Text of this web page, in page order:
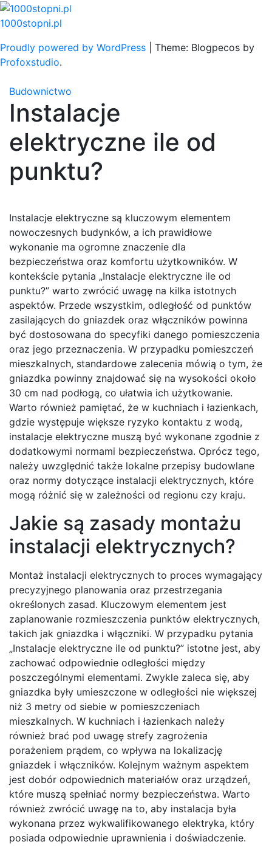
Skip
to
1000stopni.pl
Proudly powered by WordPress
Theme: Blogpecos by
Profoxstudio.
Budownictwo
Instalacje
elektryczne ile od
punktu?
Instalacje elektryczne są kluczowym elementem
nowoczesnych budynków, a ich prawidłowe
wykonanie ma ogromne znaczenie dla
bezpieczeństwa oraz komfortu użytkowników. W
kontekście pytania „Instalacje elektryczne ile od
punktu?” warto zwrócić uwagę na kilka istotnych
aspektów. Przede wszystkim, odległość od punktów
zasilających do gniazdek oraz włączników powinna
być dostosowana do specyfiki danego pomieszczenia
oraz jego przeznaczenia. W przypadku pomieszczeń
mieszkalnych, standardowe zalecenia mówią o tym, że
gniazdka powinny znajdować się na wysokości około
30 cm nad podłogą, co ułatwia ich użytkowanie.
Warto również pamiętać, że w kuchniach i łazienkach,
gdzie występuje większe ryzyko kontaktu z wodą,
instalacje elektryczne muszą być wykonane zgodnie z
dodatkowymi normami bezpieczeństwa. Oprócz tego,
należy uwzględnić także lokalne przepisy budowlane
oraz normy dotyczące instalacji elektrycznych, które
mogą różnić się w zależności od regionu czy kraju.
Jakie są zasady montażu
instalacji elektrycznych?
Montaż instalacji elektrycznych to proces wymagający
precyzyjnego planowania oraz przestrzegania
określonych zasad. Kluczowym elementem jest
zaplanowanie rozmieszczenia punktów elektrycznych,
takich jak gniazdka i włączniki. W przypadku pytania
„Instalacje elektryczne ile od punktu?” istotne jest, aby
zachować odpowiednie odległości między
poszczególnymi elementami. Zwykle zaleca się, aby
gniazdka były umieszczone w odległości nie większej
niż 3 metry od siebie w pomieszczeniach
mieszkalnych. W kuchniach i łazienkach należy
również brać pod uwagę strefy zagrożenia
porażeniem prądem, co wpływa na lokalizację
gniazdek i włączników. Kolejnym ważnym aspektem
jest dobór odpowiednich materiałów oraz urządzeń,
które muszą spełniać normy bezpieczeństwa. Warto
również zwrócić uwagę na to, aby instalacja była
wykonana przez wykwalifikowanego elektryka, który
posiada odpowiednie uprawnienia i doświadczenie.